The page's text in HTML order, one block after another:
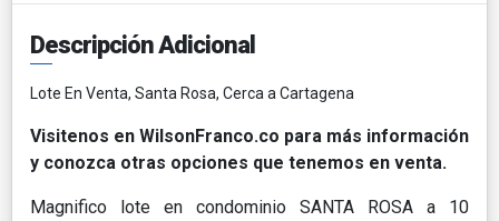
Descripción Adicional
Lote En Venta, Santa Rosa, Cerca a Cartagena
Visitenos en WilsonFranco.co para más información
y conozca otras opciones que tenemos en venta.
Magnifico lote en condominio SANTA ROSA a 10